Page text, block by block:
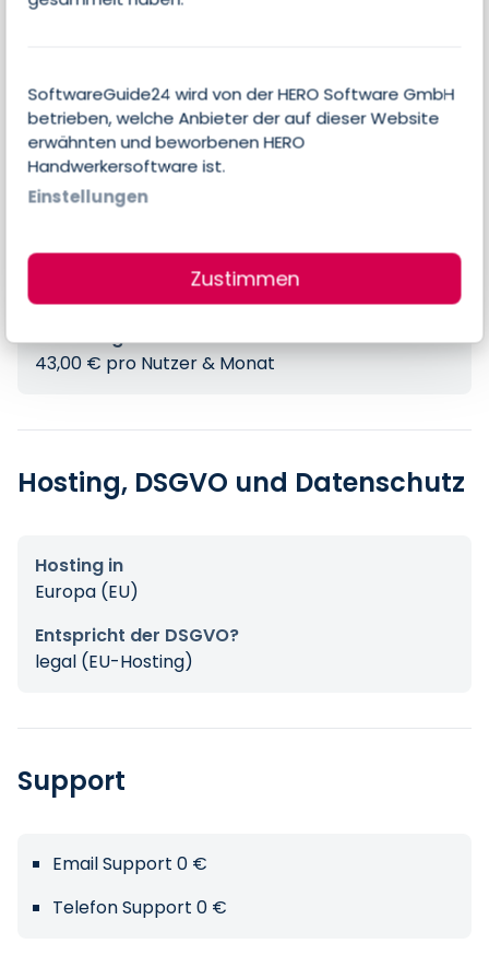
SoftwareGuide24 wird von der HERO Software GmbH
betrieben, welche Anbieter der auf dieser Website
erwähnten und beworbenen HERO
Handwerkersoftware ist.
Einstellungen
Zustimmen
Preise
Errechneter Preis pro Person & Monat
Preis-Angaben des Anbieters
43,00 € pro Nutzer & Monat
Hosting, DSGVO und Datenschutz
Hosting in
Europa (EU)
Entspricht der DSGVO?
legal (EU-Hosting)
Support
Email Support 0 €
Telefon Support 0 €